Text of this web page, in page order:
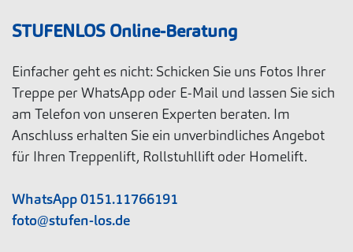
STUFENLOS Online-Beratung
Einfacher geht es nicht: Schicken Sie uns Fotos Ihrer
Treppe per WhatsApp oder E-Mail und lassen Sie sich
am Telefon von unseren Experten beraten. Im
Anschluss erhalten Sie ein unverbindliches Angebot
für Ihren Treppenlift, Rollstuhllift oder Homelift.
WhatsApp 0151.11766191
foto@stufen-los.de